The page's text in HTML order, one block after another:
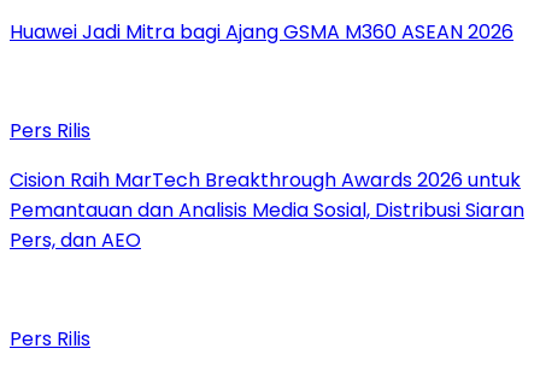
Huawei Jadi Mitra bagi Ajang GSMA M360 ASEAN 2026
Pers Rilis
Cision Raih MarTech Breakthrough Awards 2026 untuk
Pemantauan dan Analisis Media Sosial, Distribusi Siaran
Pers, dan AEO
Pers Rilis